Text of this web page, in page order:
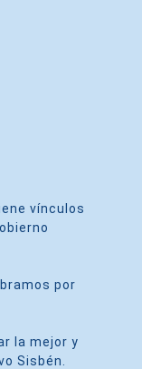
vínculos
por
la mejor y
Sisbén.